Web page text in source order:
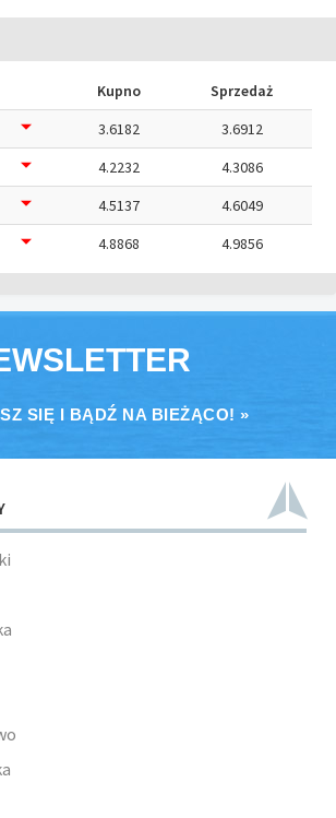
Kupno
Sprzedaż
3.6182
3.6912
4.2232
4.3086
4.5137
4.6049
4.8868 4.9856
SIĘ I BĄDŹ NA BIEŻĄCO! »